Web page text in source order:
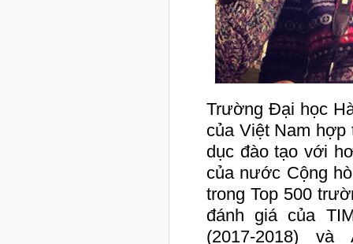
Trường Đại học
của Việt Nam
dục đào tạo với
của nước Cộng
trong Top 500
đánh giá của
(2017-2018) và